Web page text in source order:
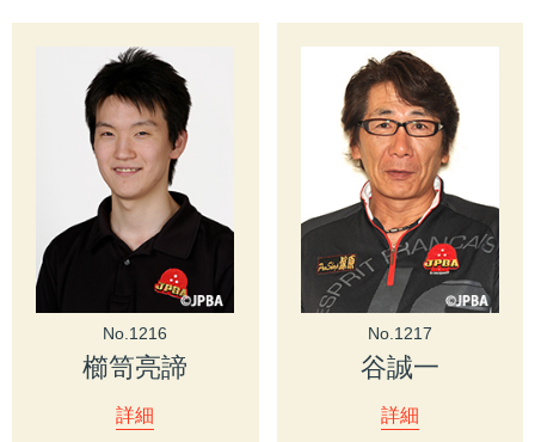
No.1216
櫛笥亮諦
詳細
No.1217
谷誠一
詳細